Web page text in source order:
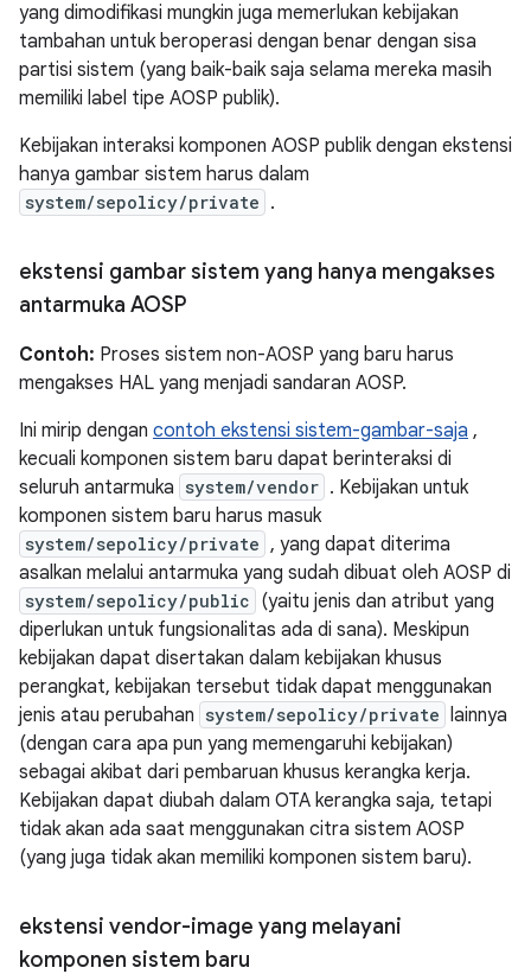
yang dimodifikasi mungkin juga memerlukan kebijakan
tambahan untuk beroperasi dengan benar dengan sisa
partisi sistem (yang baik-baik saja selama mereka masih
memiliki label tipe AOSP publik).
Kebijakan interaksi komponen AOSP publik dengan ekstensi
hanya gambar sistem harus dalam
system/sepolicy/private .
ekstensi gambar sistem yang hanya mengakses
antarmuka AOSP
Contoh: Proses sistem non-AOSP yang baru harus
mengakses HAL yang menjadi sandaran AOSP.
Ini mirip dengan contoh ekstensi sistem-gambar-saja ,
kecuali komponen sistem baru dapat berinteraksi di
seluruh antarmuka system/vendor . Kebijakan untuk
komponen sistem baru harus masuk
system/sepolicy/private , yang dapat diterima
asalkan melalui antarmuka yang sudah dibuat oleh AOSP di
system/sepolicy/public (yaitu jenis dan atribut yang
diperlukan untuk fungsionalitas ada di sana). Meskipun
kebijakan dapat disertakan dalam kebijakan khusus
perangkat, kebijakan tersebut tidak dapat menggunakan
jenis atau perubahan system/sepolicy/private lainnya
(dengan cara apa pun yang memengaruhi kebijakan)
sebagai akibat dari pembaruan khusus kerangka kerja.
Kebijakan dapat diubah dalam OTA kerangka saja, tetapi
tidak akan ada saat menggunakan citra sistem AOSP
(yang juga tidak akan memiliki komponen sistem baru).
ekstensi vendor-image yang melayani
komponen sistem baru